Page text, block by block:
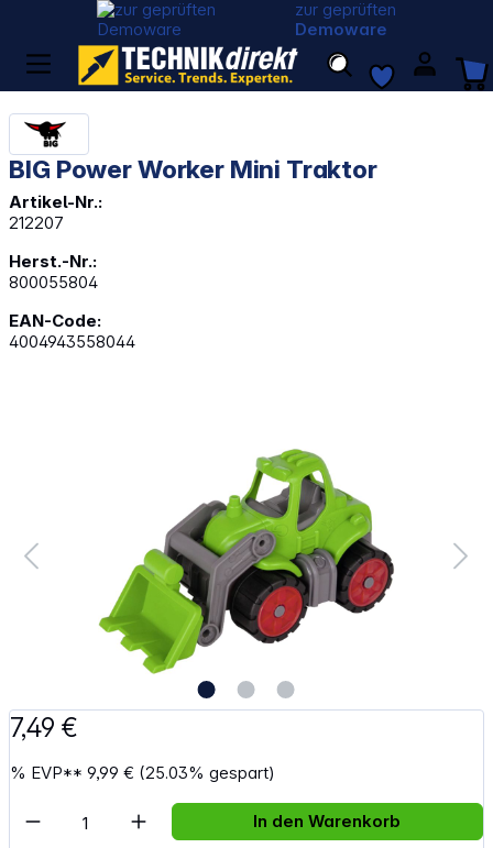
zur geprüften
Demoware
BIG Power Worker Mini Traktor
Artikel-Nr.:
212207
Herst.-Nr.:
800055804
EAN-Code:
4004943558044
7,49 €
% EVP**9,99 € (25.03% gespart)
Artikel Anzahl: Gib den gewünschten
In den Warenkorb